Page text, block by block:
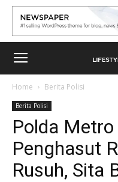
Home Berita Polisi
Berita Polisi
Polda
Penghasut
Rusuh, Sita